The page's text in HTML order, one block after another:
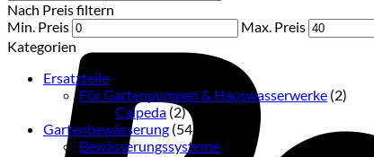
Nach Preis filtern
Min. Preis
Max. Preis
Kategorien
Ersatzteile
Für Gartenpumpen & Hauswasserwerke (2)
Calpeda (2)
Gartenbewässerung (54)
Bewässerungssysteme